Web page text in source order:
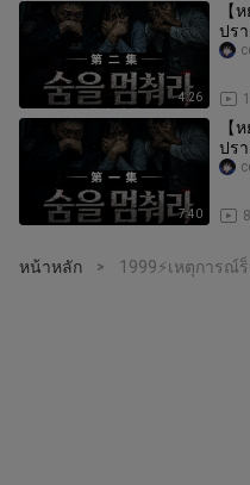
4:26
【
ปร
เกา
7:40
【
ปร
เกา
หน้าหลัก > 1999⚡เหตุการณ์